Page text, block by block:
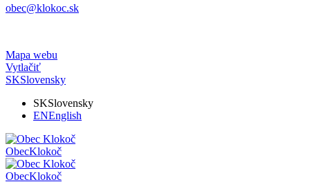
obec@klokoc.sk
Mapa webu
Vytlačiť
SKSlovensky
SKSlovensky
ENEnglish
ObecKlokoč
ObecKlokoč